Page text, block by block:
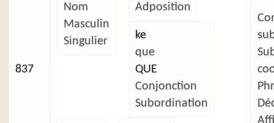
837
Nom
Masculin
Singulier
Adposition
ke
que
QUE
Conjonction
Subordination